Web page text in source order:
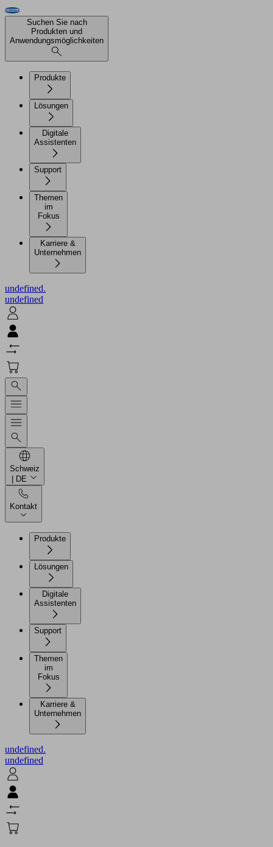
Suchen Sie nach
Produkten und
Anwendungsmöglichkeiten
Produkte
Lösungen
Digitale
Assistenten
Support
Themen
im
Karriere &
Unternehmen
undefined.
undefined
Schweiz
| DE
Kontakt
Produkte
Lösungen
Digitale
Assistenten
Support
Themen
im
Karriere &
Unternehmen
undefined.
undefined